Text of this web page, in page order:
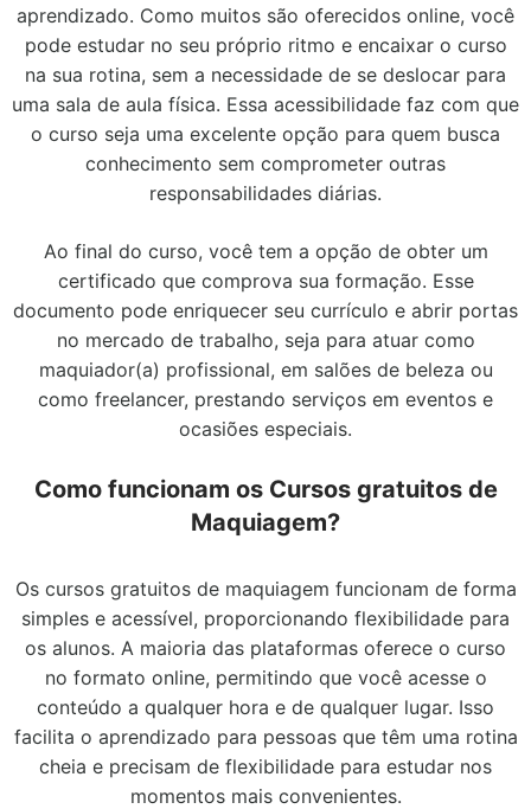
aprendizado. Como muitos são oferecidos online, você
pode estudar no seu próprio ritmo e encaixar o curso
na sua rotina, sem a necessidade de se deslocar para
uma sala de aula física. Essa acessibilidade faz com que
o curso seja uma excelente opção para quem busca
conhecimento sem comprometer outras
responsabilidades diárias.
Ao final do curso, você tem a opção de obter um
certificado que comprova sua formação. Esse
documento pode enriquecer seu currículo e abrir portas
no mercado de trabalho, seja para atuar como
maquiador(a) profissional, em salões de beleza ou
como freelancer, prestando serviços em eventos e
ocasiões especiais.
Como funcionam os Cursos gratuitos de
Maquiagem?
Os cursos gratuitos de maquiagem funcionam de forma
simples e acessível, proporcionando flexibilidade para
os alunos. A maioria das plataformas oferece o curso
no formato online, permitindo que você acesse o
conteúdo a qualquer hora e de qualquer lugar. Isso
facilita o aprendizado para pessoas que têm uma rotina
cheia e precisam de flexibilidade para estudar nos
momentos mais convenientes.